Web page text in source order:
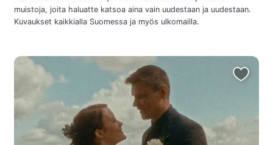
muistoja, joita haluatte katsoa aina vain uudestaan ja uudestaan.
Kuvaukset kaikkialla Suomessa ja myös ulkomailla.